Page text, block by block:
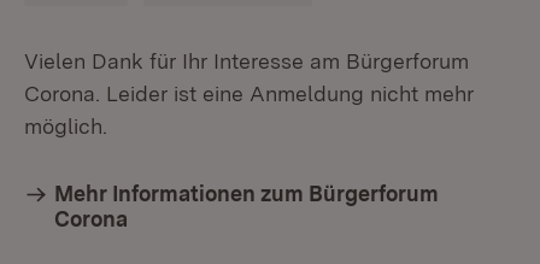
Vielen Dank für Ihr Interesse am Bürgerforum
Corona. Leider ist eine Anmeldung nicht mehr
möglich.
Mehr Informationen zum Bürgerforum
Corona